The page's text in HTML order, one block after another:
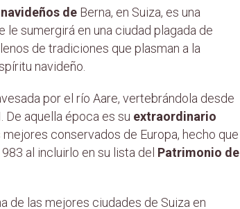
de Berna, en Suiza, es una
le sumergirá en una ciudad plagada de
de tradiciones que plasman a la
navideño.
por el río Aare, vertebrándola desde
De aquella época es su extraordinario
mejores conservados de Europa, hecho que
al incluirlo en su lista del Patrimonio de
de las mejores ciudades de Suiza en